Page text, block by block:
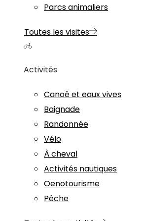
Parcs animaliers
Toutes les visites
Activités
Canoë et eaux vives
Baignade
Randonnée
Vélo
À cheval
Activités nautiques
Oenotourisme
Pêche